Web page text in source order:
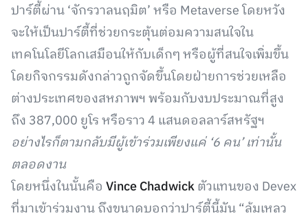
ปาร์ตี้ผ่าน ‘จักรวาลนฤมิต’ หรือ Metaverse โดยหวัง
จะให้เป็นปาร์ตี้ที่ช่วยกระตุ้นต่อมความสนใจใน
เทคโนโลยีโลกเสมือนให้กับเด็กๆ หรือผู้ที่สนใจเพิ่มขึ้น
โดยกิจกรรมดังกล่าวถูกจัดขึ้นโดยฝ่ายการช่วยเหลือ
ต่างประเทศของสหภาพฯ พร้อมกับงบประมาณที่สูง
ถึง 387,000 ยูโร หรือราว 4 แสนดอลลาร์สหรัฐฯ
อย่างไรก็ตามกลับมีผู้เข้าร่วมเพียงแค่ ‘6 คน’ เท่านั้น
ตลอดงาน
โดยหนึ่งในนั้นคือ Vince Chadwickตัวแทนของ Devex
ที่มาเข้าร่วมงาน ถึงขนาดบอกว่าปาร์ตี้นี้มัน “ล้มเหลว